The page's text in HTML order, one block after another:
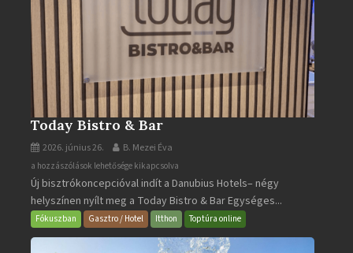
Today Bistro & Bar
2026. június 26. B. Mezei Éva
Today
Bistro
&
Bar
bejegyzéshez
a hozzászólások lehetősége kikapcsolva
Új bisztrókoncepcióval indít a Danubius Hotels– négy
helyszínen nyílt meg a Today Bistro & Bar Egységes...
Fókuszban Gasztro / Hotel Itthon Toptúra online